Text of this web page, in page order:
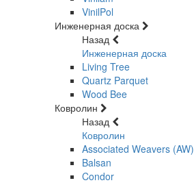
VinilPol
Инженерная доска
Назад
Инженерная доска
Living Tree
Quartz Parquet
Wood Bee
Ковролин
Назад
Ковролин
Associated Weavers (AW)
Balsan
Condor